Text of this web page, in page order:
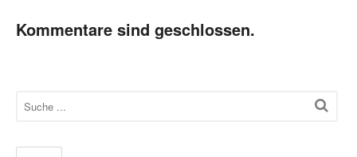
Kommentare sind geschlossen.